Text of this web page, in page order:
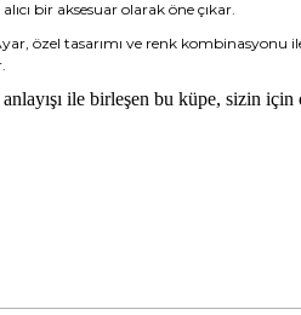
bir aksesuar olarak öne çıkar.
özel tasarımı ve renk kombinasyonu
ile birleşen bu küpe, sizin